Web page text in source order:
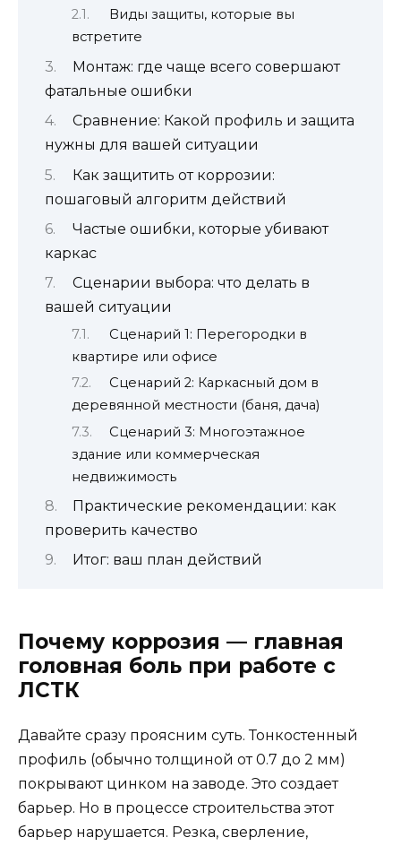
Виды защиты, которые вы
встретите
Монтаж: где чаще всего совершают
фатальные ошибки
Сравнение: Какой профиль и защита
нужны для вашей ситуации
Как защитить от коррозии:
пошаговый алгоритм действий
Частые ошибки, которые убивают
каркас
Сценарии выбора: что делать в
вашей ситуации
Сценарий 1: Перегородки в
квартире или офисе
Сценарий 2: Каркасный дом в
деревянной местности (баня, дача)
Сценарий 3: Многоэтажное
здание или коммерческая
недвижимость
Практические рекомендации: как
проверить качество
Итог: ваш план действий
Почему коррозия — главная
головная боль при работе с
ЛСТК
Давайте сразу проясним суть. Тонкостенный
профиль (обычно толщиной от 0.7 до 2 мм)
покрывают цинком на заводе. Это создает
барьер. Но в процессе строительства этот
барьер нарушается. Резка, сверление,